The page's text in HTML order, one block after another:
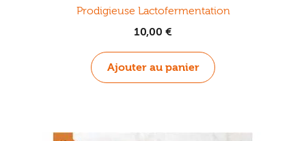
Prodigieuse Lactofermentation
10,00 €
Ajouter au panier